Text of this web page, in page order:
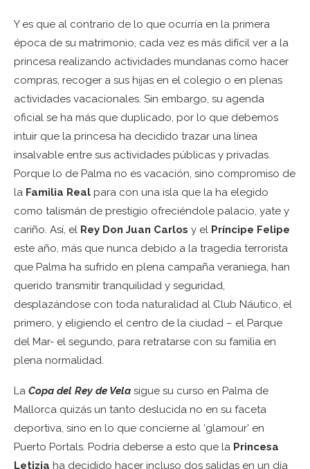
Y es que al contrario de lo que ocurría en la primera
época de su matrimonio, cada vez es más difícil ver a la
princesa realizando actividades mundanas como hacer
compras, recoger a sus hijas en el colegio o en plenas
actividades vacacionales. Sin embargo, su agenda
oficial se ha más que duplicado, por lo que debemos
intuir que la princesa ha decidido trazar una línea
insalvable entre sus actividades públicas y privadas.
Porque lo de Palma no es vacación, sino compromiso de
la Familia Real para con una isla que la ha elegido
como talismán de prestigio ofreciéndole palacio, yate y
cariño. Así, el Rey Don Juan Carlos y el Príncipe Felipe
este año, más que nunca debido a la tragedia terrorista
que Palma ha sufrido en plena campaña veraniega, han
querido transmitir tranquilidad y seguridad,
desplazándose con toda naturalidad al Club Náutico, el
primero, y eligiendo el centro de la ciudad – el Parque
del Mar- el segundo, para retratarse con su familia en
plena normalidad.
La Copa del Rey de Vela sigue su curso en Palma de
Mallorca quizás un tanto deslucida no en su faceta
deportiva, sino en lo que concierne al ‘glamour’ en
Puerto Portals. Podría deberse a esto que la Princesa
Letizia ha decidido hacer incluso dos salidas en un día